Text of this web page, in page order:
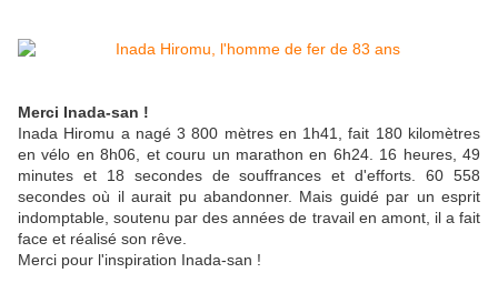
Merci Inada-san !
Inada Hiromu a nagé 3 800 mètres en 1h41, fait 180 kilomètres
en vélo en 8h06, et couru un marathon en 6h24. 16 heures, 49
minutes et 18 secondes de souffrances et d'efforts. 60 558
secondes où il aurait pu abandonner. Mais guidé par un esprit
indomptable, soutenu par des années de travail en amont, il a fait
face et réalisé son rêve.
Merci pour l'inspiration Inada-san !